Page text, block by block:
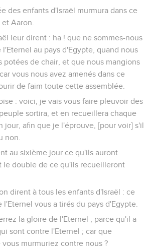
des enfants d'Israël murmura dans ce
Aaron.
leur dirent : ha ! que ne sommes-nous
l'Eternel au pays d'Egypte, quand nous
potées de chair, et que nous mangions
vous nous avez amenés dans ce
de faim toute cette assemblée.
: voici, je vais vous faire pleuvoir des
sortira, et en recueillera chaque
jour, afin que je l'éprouve, [pour voir] s'il
non.
au sixième jour ce qu'ils auront
le double de ce qu'ils recueilleront
dirent à tous les enfants d'Israël : ce
l'Eternel vous a tirés du pays d'Egypte.
la gloire de l'Eternel ; parce qu'il a
sont contre l'Eternel ; car que
vous murmuriez contre nous ?